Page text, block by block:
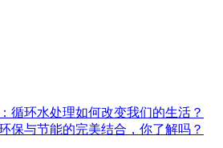
循环水处理如何改变我们的生活？
保与节能的完美结合，你了解吗？